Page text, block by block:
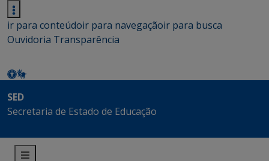
ir para conteúdoir para navegaçãoir para busca
Ouvidoria Transparência
SED
Secretaria de Estado de Educação